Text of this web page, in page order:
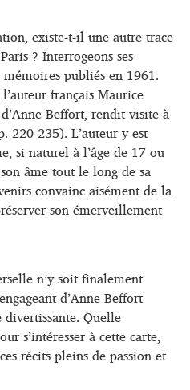
existe-t-il une autre trace
? Interrogeons ses
publiés en 1961.
français Maurice
Beffort, rendit visite à
220-235). L’auteur y est
si naturel à l’âge de 17 ou
âme tout le long de sa
convainc aisément de la
son émerveillement
n’y soit finalement
d’Anne Beffort
Quelle
s’intéresser à cette carte,
récits pleins de passion et